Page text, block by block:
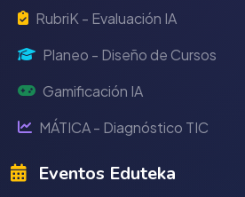
RubriK - Evaluación IA
Planeo - Diseño de Cursos
Gamificación IA
MÁTICA - Diagnóstico TIC
Eventos Eduteka